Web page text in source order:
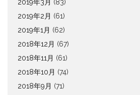
2019年3月 (83)
2019年2月 (61)
2019年1月 (62)
2018年12月 (67)
2018年11月 (61)
2018年10月 (74)
2018年9月 (71)